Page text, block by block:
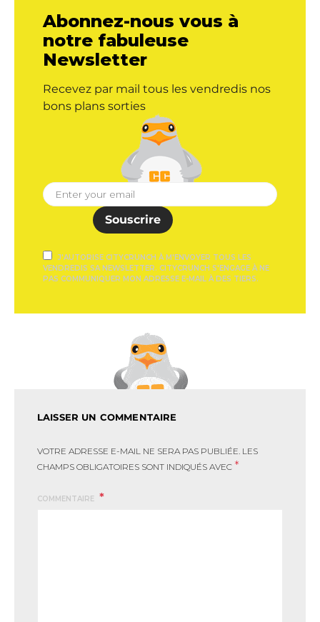
Abonnez-nous vous à
notre fabuleuse
Newsletter
Recevez par mail tous les vendredis nos
bons plans sorties
Souscrire
J'AUTORISE CITYCRUNCH À M'ENVOYER TOUS LES
VENDREDIS SA NEWSLETTER. CITYCRUNCH S'ENGAGE À NE
PAS COMMUNIQUER MON ADRESSE E-MAIL À DES TIERS.
LAISSER UN COMMENTAIRE
VOTRE ADRESSE E-MAIL NE SERA PAS PUBLIÉE. LES
CHAMPS OBLIGATOIRES SONT INDIQUÉS AVEC *
COMMENTAIRE